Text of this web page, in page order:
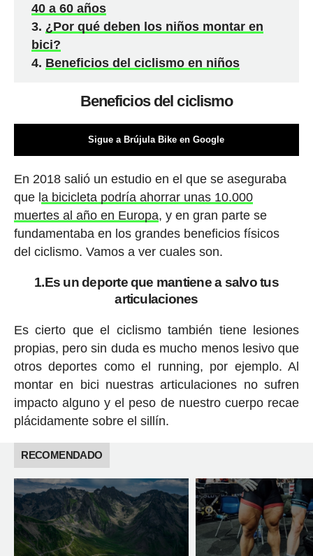
40 a 60 años
¿Por qué deben los niños montar en
bici?
Beneficios del ciclismo en niños
Beneficios del ciclismo
Sigue a Brújula Bike en Google
En 2018 salió un estudio en el que se aseguraba
que la bicicleta podría ahorrar unas 10.000
muertes al año en Europa, y en gran parte se
fundamentaba en los grandes beneficios físicos
del ciclismo. Vamos a ver cuales son.
1.Es un deporte que mantiene a salvo tus
articulaciones
Es cierto que el ciclismo también tiene lesiones
propias, pero sin duda es mucho menos lesivo que
otros deportes como el running, por ejemplo. Al
montar en bici nuestras articulaciones no sufren
impacto alguno y el peso de nuestro cuerpo recae
plácidamente sobre el sillín.
RECOMENDADO